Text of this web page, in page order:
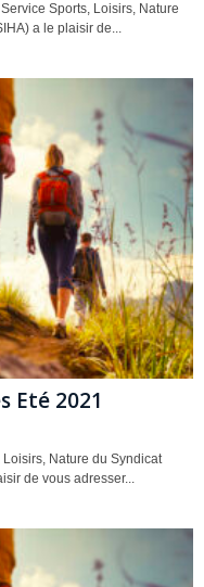
Sports, Loisirs, Nature
a le plaisir de...
Eté 2021
Nature du Syndicat
de vous adresser...